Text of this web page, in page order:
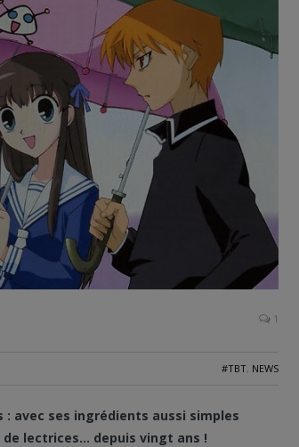
1
#TBT, NEWS
avec ses ingrédients aussi simples
lectrices… depuis vingt ans !